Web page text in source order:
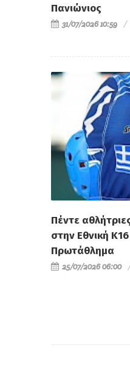
Πανιώνιος
31/07/2026 10:59
Πέντε
στην Εθνική
Πρωτάθλημα
25/07/2026 06:00